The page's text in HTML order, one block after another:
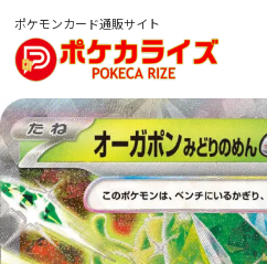
ポケモンカード通販サイト